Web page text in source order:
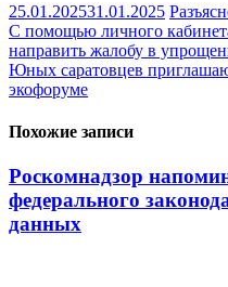
25.01.202531.01.2025
Навигация
по
записям
С помощью личного
направить жалобу в
Юных саратовцев
экофоруме
Похожие записи
Роскомнадзор
федерального
данных